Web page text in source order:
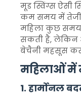
मूड स्विंग्स ऐसी
कम समय में तेजी
महिला कुछ
सकती है, लेकिन
बेचैनी महसूस
महिलाओं में
1. हार्मोनल